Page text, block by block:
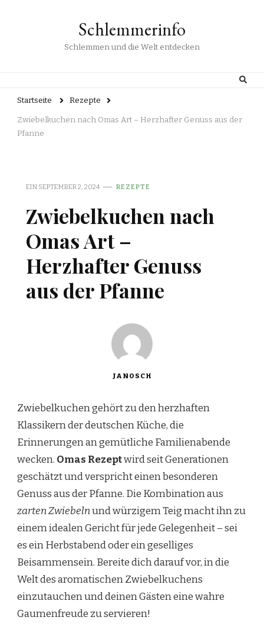
Schlemmerinfo
Schlemmen und die Welt entdecken
Startseite Rezepte
Zwiebelkuchen nach Omas Art – Herzhafter Genuss aus der
Pfanne
EIN SEPTEMBER 2, 2024 REZEPTE
Zwiebelkuchen nach
Omas Art –
Herzhafter Genuss
aus der Pfanne
JANOSCH
Zwiebelkuchen gehört zu den herzhaften
Klassikern der deutschen Küche, die
Erinnerungen an gemütliche Familienabende
wecken. Omas Rezeptwird seit Generationen
geschätzt und verspricht einen besonderen
Genuss aus der Pfanne. Die Kombination aus
zarten Zwiebelnund würzigem Teig macht ihn zu
einem idealen Gericht für jede Gelegenheit – sei
es ein Herbstabend oder ein geselliges
Beisammensein. Bereite dich darauf vor, in die
Welt des aromatischen Zwiebelkuchens
einzutauchen und deinen Gästen eine wahre
Gaumenfreude zu servieren!